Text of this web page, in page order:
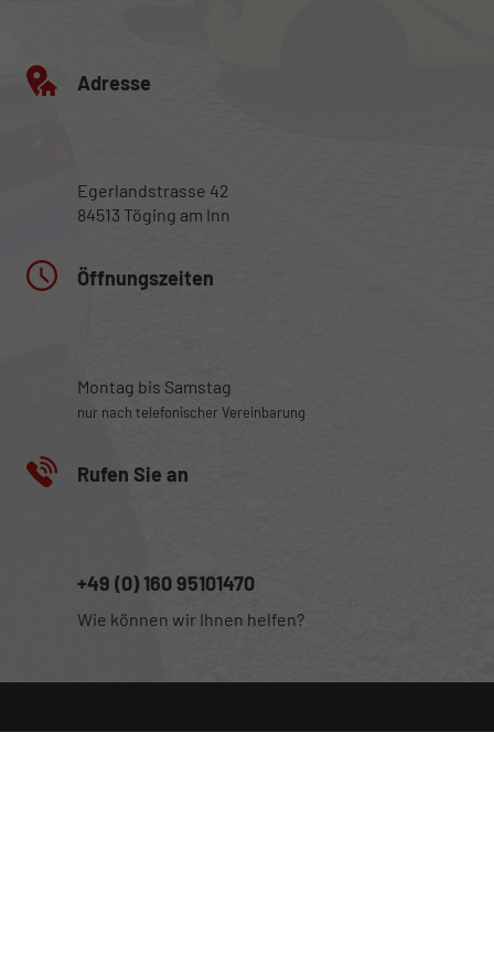
Adresse
Egerlandstrasse 42
84513 Töging am Inn
Öffnungszeiten
Montag bis Samstag
nur nach telefonischer Vereinbarung
Rufen Sie an
+49 (0) 160 95101470
Wie können wir Ihnen helfen?